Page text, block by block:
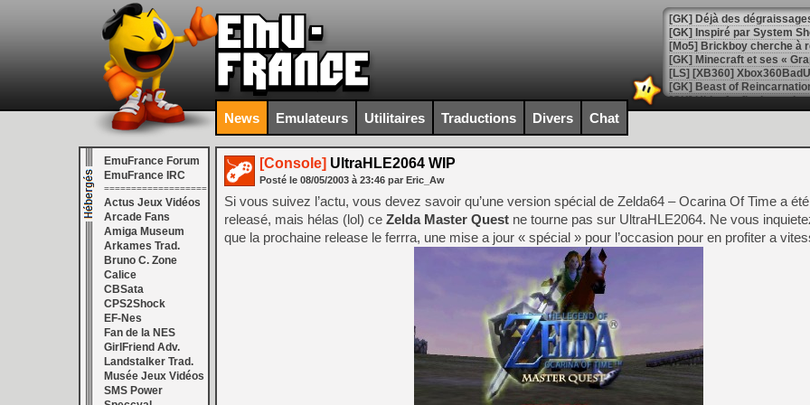
[GK] Déjà des
[Mo5] Brickboy cherche à
[GK] Minecraft et ses «
[GK] Beast of
[GK] Ubisoft : fin de partie
[GK] Mémoire cash -
[GK] Dan Houser (GTA)
[GK] Comment EA Sports
[GK] Crimson Moon : un
[GK] Isle of Reveries : le
[GK] Moonlighter 2 : The
[GK] Capcom relance
[Mo5] Deux inédits du
[GK] Le beat'em up The
[GK] Endless Legend 2 :
[LS] [PS5] Le WebKit
News Emulateurs Utilitaires Traductions Divers Chat
EmuFrance Forum
EmuFrance IRC
===================
Actus Jeux Vidéos
Arcade Fans
Amiga Museum
Arkames Trad.
Bruno C. Zone
Calice
CBSata
CPS2Shock
EF-Nes
Fan de la NES
GirlFriend Adv.
Landstalker Trad.
Musée Jeux Vidéos
SMS Power
[Console] UltraHLE2064 WIP
Posté le 08/05/2003 à 23:46 par Eric_Aw
Si vous suivez l’actu, vous devez savoir qu’une version spécial de Zelda64 – Ocarina Of Time a
releasé, mais hélas (lol) ce Zelda Master Quest ne tourne pas sur UltraHLE2064. Ne vous
que la prochaine release le ferrra, une mise a jour « spécial » pour l’occasion pour en profiter a